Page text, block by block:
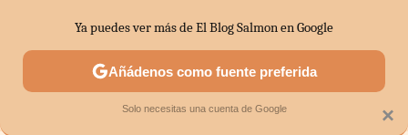
SECTORES ECONOMÍA DOMÉSTICA MERCADOS
×
Ya puedes ver más de El Blog Salmon en Google
Añádenos como fuente preferida
Solo necesitas una cuenta de Google